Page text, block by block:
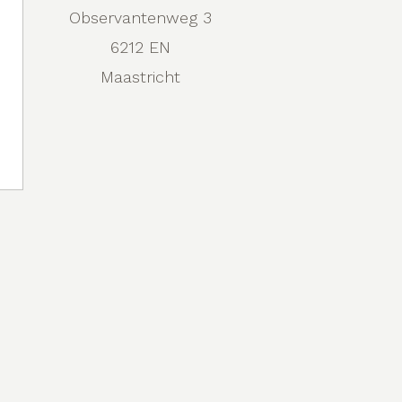
Observantenweg 3
6212 EN
Maastricht